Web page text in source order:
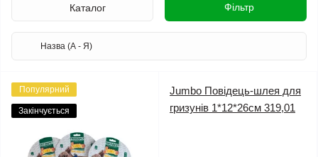
Фільтр
Каталог
Популярний
Закінчується
Jumbo Повідець-шлея для
гризунів 1*12*26см 319,01